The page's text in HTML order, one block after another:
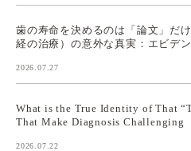
歯の寿命を決めるのは「論文」だ
経の治療）の意外な真実：エビデ
2026.07.27
What is the True Identity of That
That Make Diagnosis Challenging
2026.07.22